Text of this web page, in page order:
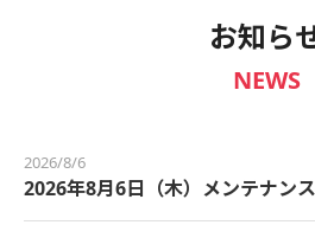
お知ら
NEWS
2026/8/6
2026年8月6日（木）メンテナン